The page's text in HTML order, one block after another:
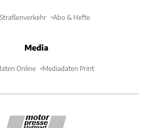
Abo & Hefte
Media
Online Mediadaten Print